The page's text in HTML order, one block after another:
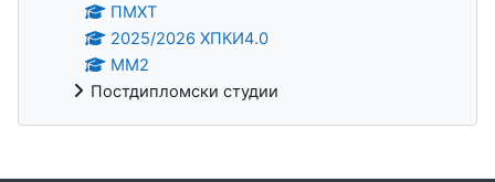
ПМХТ
2025/2026 ХПКИ4.0
ММ2
Постдипломски студии
Supplementary blocks